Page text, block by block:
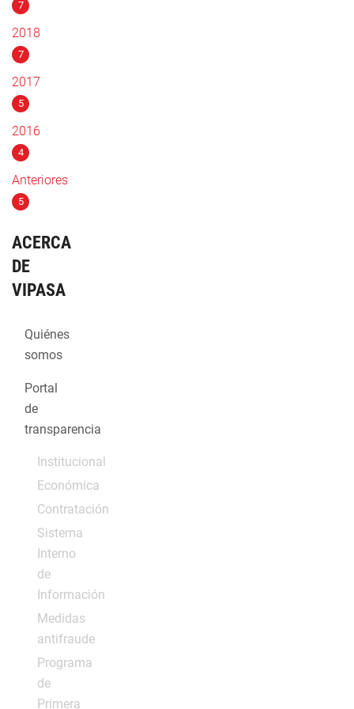
7
2018
7
2017
5
2016
4
Anteriores
5
ACERCA
DE
VIPASA
Quiénes
somos
Portal
de
transparencia
Institucional
Económica
Contratación
Sistema
Interno
de
Información
Medidas
antifraude
Programa
de
Primera